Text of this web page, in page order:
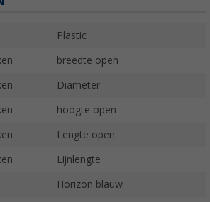
Plastic
breedte open
Diameter
hoogte open
Lengte open
Lijnlengte
Horizon blauw